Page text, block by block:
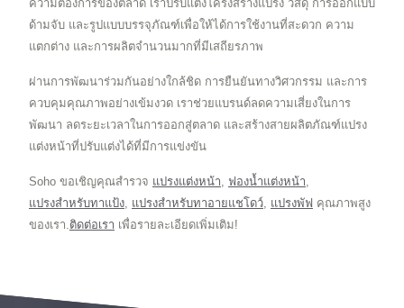
ความต้องการของตลาด เราปรับแต่งโครงสร้างแปรง วัสดุ การออกแบบ
ด้ามจับ และรูปแบบบรรจุภัณฑ์เพื่อให้ได้การใช้งานที่สะดวก ความ
แตกต่าง และการผลิตจำนวนมากที่มีเสถียรภาพ
ผ่านการพัฒนาร่วมกันอย่างใกล้ชิด การยืนยันทางวิศวกรรม และการ
ควบคุมคุณภาพอย่างเข้มงวด เราช่วยแบรนด์ลดความเสี่ยงในการ
พัฒนา ลดระยะเวลาในการออกสู่ตลาด และสร้างสายผลิตภัณฑ์แปรง
แต่งหน้าที่ปรับแต่งได้ที่มีการแข่งขัน
Soho ขอเชิญคุณสำรวจ แปรงแต่งหน้า, ฟองน้ำแต่งหน้า,
แปรงสำหรับทาแป้ง, แปรงสำหรับทาอายแชโดว์, แปรงพัฟ คุณภาพสูง
ของเรา.ติดต่อเรา เพื่อรายละเอียดเพิ่มเติม!